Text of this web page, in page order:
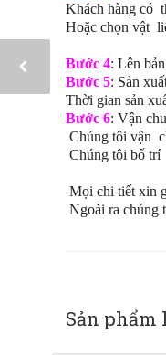
Khách hàng có
Hoặc chọn vật
Bước 4: Lên
Bước 5: Sản
Thời gian sản
Bước 6: Vận
Chúng tôi vận
Chúng tôi bố trí
Mọi chi tiết xin
Ngoài ra chúng
Sản phẩm